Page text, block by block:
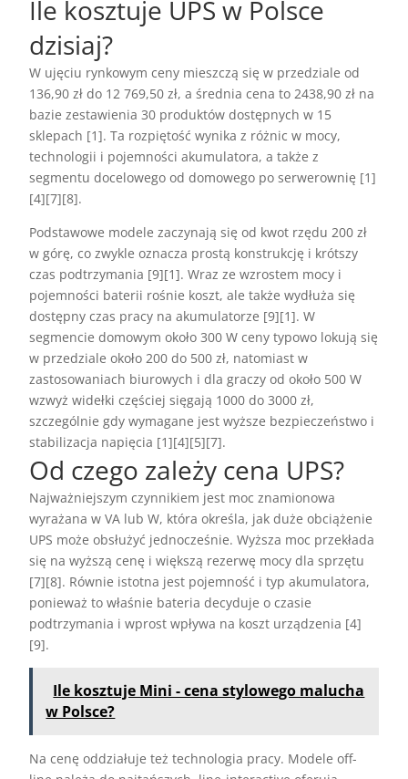
Ile kosztuje UPS w Polsce
dzisiaj?
W ujęciu rynkowym ceny mieszczą się w przedziale od
136,90 zł do 12 769,50 zł, a średnia cena to 2438,90 zł na
bazie zestawienia 30 produktów dostępnych w 15
sklepach [1]. Ta rozpiętość wynika z różnic w mocy,
technologii i pojemności akumulatora, a także z
segmentu docelowego od domowego po serwerownię [1]
[4][7][8].
Podstawowe modele zaczynają się od kwot rzędu 200 zł
w górę, co zwykle oznacza prostą konstrukcję i krótszy
czas podtrzymania [9][1]. Wraz ze wzrostem mocy i
pojemności baterii rośnie koszt, ale także wydłuża się
dostępny czas pracy na akumulatorze [9][1]. W
segmencie domowym około 300 W ceny typowo lokują się
w przedziale około 200 do 500 zł, natomiast w
zastosowaniach biurowych i dla graczy od około 500 W
wzwyż widełki częściej sięgają 1000 do 3000 zł,
szczególnie gdy wymagane jest wyższe bezpieczeństwo i
stabilizacja napięcia [1][4][5][7].
Od czego zależy cena UPS?
Najważniejszym czynnikiem jest moc znamionowa
wyrażana w VA lub W, która określa, jak duże obciążenie
UPS może obsłużyć jednocześnie. Wyższa moc przekłada
się na wyższą cenę i większą rezerwę mocy dla sprzętu
[7][8]. Równie istotna jest pojemność i typ akumulatora,
ponieważ to właśnie bateria decyduje o czasie
podtrzymania i wprost wpływa na koszt urządzenia [4]
[9].
Ile kosztuje Mini - cena stylowego malucha
w Polsce?
Na cenę oddziałuje też technologia pracy. Modele off-